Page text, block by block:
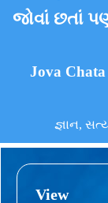
જોવાં છતાં
Jova
જ્ઞાન,
View